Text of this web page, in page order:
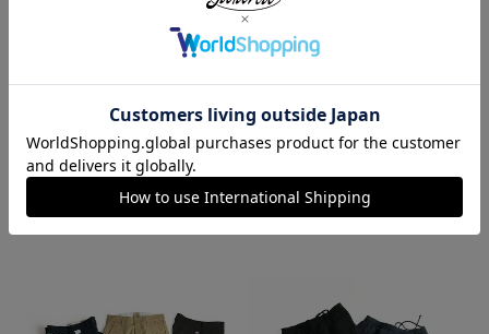
ロサンゼルスアパレル LOSANGE
LES APPAREL 1203GD 8.5オンス
半袖 バインディング ガーメント
ダイ Tシャツ
ハバハンク HAV-A-HANK バンダ
ナ アメリカ製 トラディショナル
ペイズリーTHE BANDANNA COM
¥770